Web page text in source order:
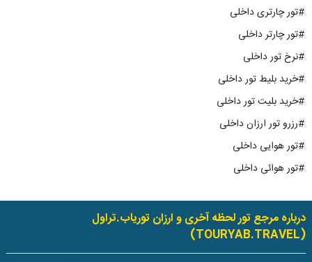
#تور چارتری داخلی
#تور چارتر داخلی
#نرخ تور داخلی
#خرید بلیط تور داخلی
#خرید بلیت تور داخلی
#رزرو تور ارزان داخلی
#تور هوایی داخلی
#تور هوائی داخلی
درباره مرجع تور لحظه آخری و ارزان توریاب.تراول
(TOURYAB.TRAVEL)